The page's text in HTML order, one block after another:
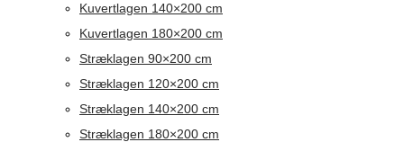
Kuvertlagen 140×200 cm
Kuvertlagen 180×200 cm
Stræklagen 90×200 cm
Stræklagen 120×200 cm
Stræklagen 140×200 cm
Stræklagen 180×200 cm